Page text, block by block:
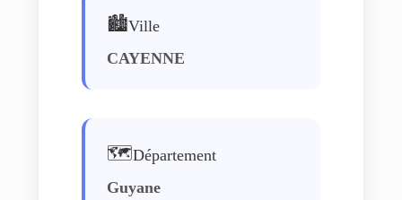
🏙️Ville
CAYENNE
🗺️Département
Guyane